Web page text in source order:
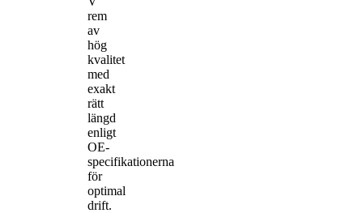
rem
av
hög
kvalitet
med
exakt
rätt
längd
enligt
OE-
specifikationerna
för
optimal
drift.